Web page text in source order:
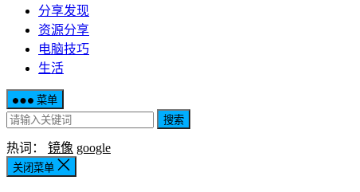
分享发现
资源分享
电脑技巧
生活
菜单
搜索
热词： 镜像 google
关闭菜单